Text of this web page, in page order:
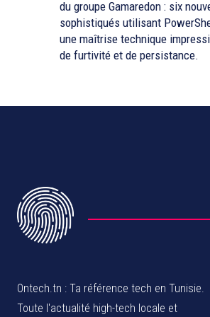
du groupe Gamaredon : six
sophistiqués utilisant
une maîtrise technique
de furtivité et de persistance.
Ontech.tn : Ta référence tech en Tunisie.
Toute l'actualité high-tech locale et